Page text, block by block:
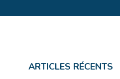
ARTICLES RÉCENTS